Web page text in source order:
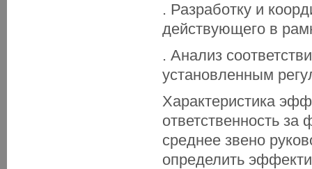
. Разработку и
действующего в
. Анализ
установленным
Характеристика
ответственность
среднее звено
определить